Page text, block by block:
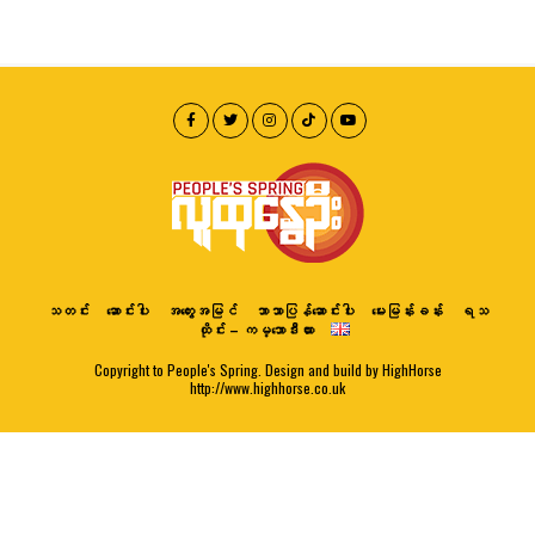
သတင်း ဆောင်းပါး အတွေးအမြင် ဘာသာပြန်ဆောင်းပါး မေးမြန်းခန်း
ရသ
ထိုင်း – ကမ္ဘောဒီးယား
Copyright to People's Spring. Design and build by HighHorse
http://www.highhorse.co.uk